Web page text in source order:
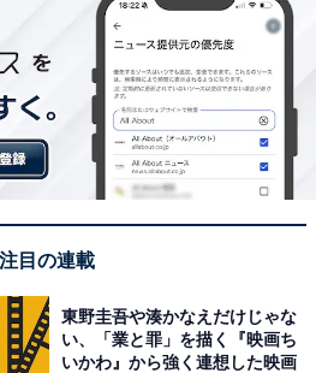
リアなシール帳
注目の連載
東野圭吾や湊かなえだけじゃな
い、「業と罪」を描く『映画ち
いかわ』から強く連想した映画